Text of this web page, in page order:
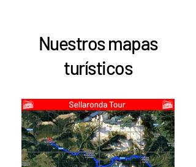
Nuestros mapas
turísticos